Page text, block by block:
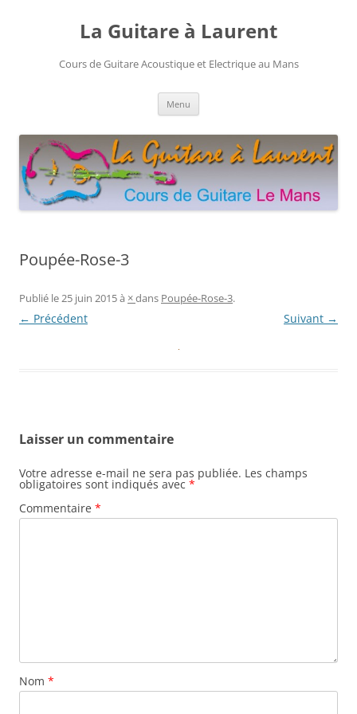
La Guitare à Laurent
Cours de Guitare Acoustique et Electrique au Mans
Menu
Poupée-Rose-3
Publié le25 juin 2015à ×dans Poupée-Rose-3.
← Précédent Suivant →
Laisser un commentaire
Votre adresse e-mail ne sera pas publiée. Les champs
obligatoires sont indiqués avec *
Commentaire *
Nom *